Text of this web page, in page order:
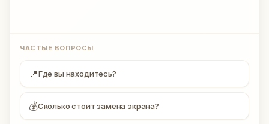
ЧАСТЫЕ ВОПРОСЫ
📍Где вы находитесь?
💰Сколько стоит замена экрана?